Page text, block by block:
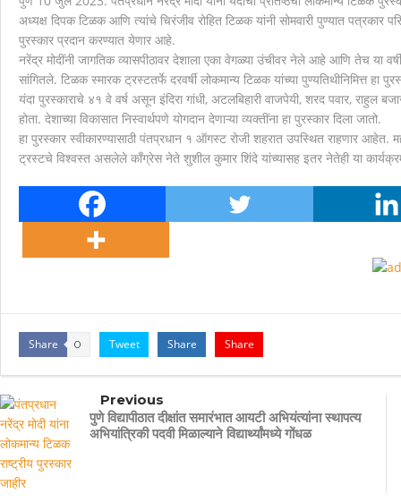
मानवाला आदराने व सन्मानाने जगण्याचा अधिकार म्हणजे
अध्यक्ष दिपक टिळक आणि त्यांचे चिरंजीव रोहित टिळक यांनी सोमवारी पुण्यात
पुरस्कार प्रदान करण्यात येणार आहे.
नरेंद्र मोदींनी जागतिक व्यासपीठावर देशाला एका वेगळ्या उंचीवर नेले आहे आणि तेच या
सांगितले. टिळक स्मारक ट्रस्टतर्फे दरवर्षी लोकमान्य टिळक यांच्या पुण्यतिथीनिमित्त हा
यंदा पुरस्काराचे ४१ वे वर्ष असून इंदिरा गांधी, अटलबिहारी वाजपेयी, शरद पवार, राहुल
होता. देशाच्या विकासात निस्वार्थपणे योगदान देणाऱ्या व्यक्तींना हा पुरस्कार दिला जातो.
हा पुरस्कार स्वीकारण्यासाठी पंतप्रधान १ ऑगस्ट रोजी शहरात उपस्थित राहणार आहेत.
ट्रस्टचे विश्वस्त असलेले काँग्रेस नेते शुशील कुमार शिंदे यांच्यासह इतर नेतेही या
Share 0 Tweet Share Share
Previous
पुणे विद्यापीठात दीक्षांत समारंभात आयटी अभियंत्यांना स्थापत्य
अभियांत्रिकी पदवी मिळाल्याने विद्यार्थ्यांमध्ये गोंधळ